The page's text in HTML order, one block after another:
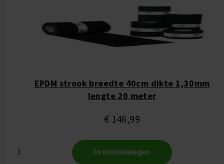
EPDM strook breedte 40cm dikte 1,30mm
lengte 20 meter
€ 146,99
In winkelwagen